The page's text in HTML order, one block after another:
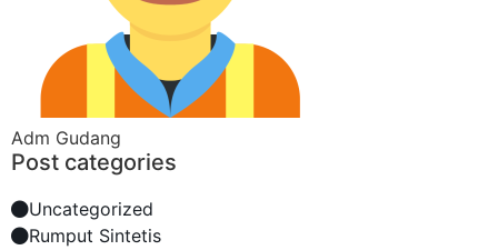
Adm Gudang
Post categories
Uncategorized
Rumput Sintetis